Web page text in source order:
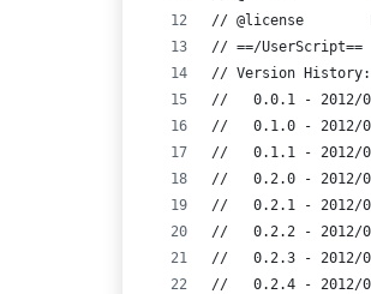
// @license
// ==/UserScript==
// Version History:
//   0.0.1 - 2012/
//   0.1.0 - 2012/05/
//   0.1.1 - 2012/05/
//   0.2.0 - 2012/05/
//   0.2.1 - 2012/05/05
//   0.2.2 - 2012/05/
//   0.2.3 - 2012/06/
//   0.2.4 - 2012/06/